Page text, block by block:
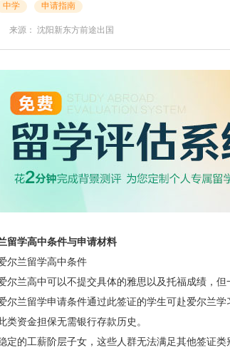
中学 申请指南
来源： 沈阳新东方前途出国
学高中条件与申请材料
兰留学高中条件
兰高中可以不提交具体的雅思以及托福成绩，但
尔兰留学申请条件通过此签证的学生可赴爱尔兰
类资金担保无需银行存款历史。
的工薪阶层子女，这些人群无法满足其他签证类